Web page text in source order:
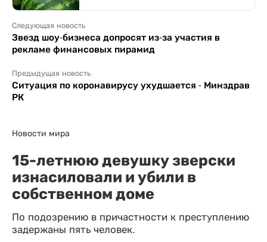
Следующая новость
Звезд шоу-бизнеса допросят из-за участия в
рекламе финансовых пирамид
Предыдущая новость
Ситуация по коронавирусу ухудшается - Минздрав
РК
Новости мира
15-летнюю девушку зверски
изнасиловали и убили в
собственном доме
По подозрению в причастности к преступлению
задержаны пять человек.